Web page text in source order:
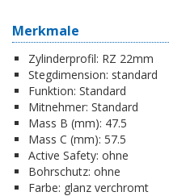
Merkmale
Zylinderprofil: RZ 22mm
Stegdimension: standard
Funktion: Standard
Mitnehmer: Standard
Mass B (mm): 47.5
Mass C (mm): 57.5
Active Safety: ohne
Bohrschutz: ohne
Farbe: glanz verchromt